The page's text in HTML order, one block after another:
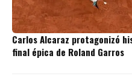
Carlos Alcaraz protagonizó
final épica de Roland Garros